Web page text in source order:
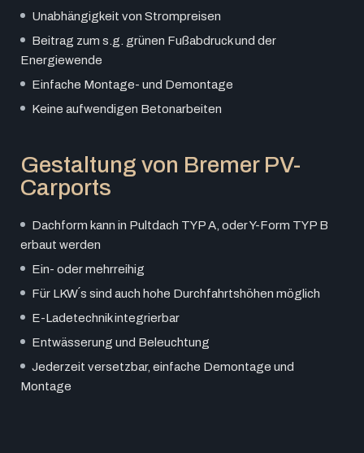
Unabhängigkeit von Strompreisen
Beitrag zum s.g. grünen Fußabdruck und der
Energiewende
Einfache Montage- und Demontage
Keine aufwendigen Betonarbeiten
Gestaltung von Bremer PV-
Carports
Dachform kann in Pultdach TYP A, oder Y-Form TYP B
erbaut werden
Ein- oder mehrreihig
Für LKW´s sind auch hohe Durchfahrtshöhen möglich
E-Ladetechnik integrierbar
Entwässerung und Beleuchtung
Jederzeit versetzbar, einfache Demontage und
Montage